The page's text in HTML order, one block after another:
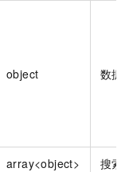
object 数据
array<object> 搜索